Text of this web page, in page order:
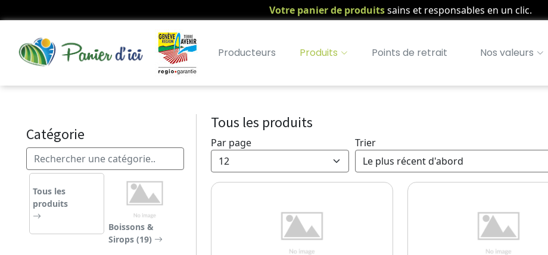
Votre panier de produitssains et responsables en un clic.
Producteurs Produits Points de retrait Nos valeurs
Catégorie
Tous les
produits
Boissons &
Sirops (19)
Tous les produits
Par page
Trier